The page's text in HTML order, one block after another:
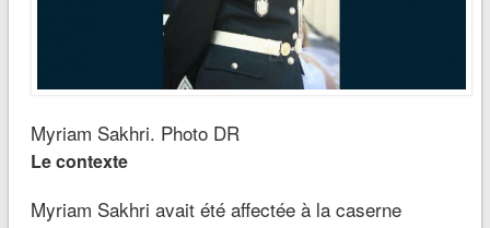
Myriam Sakhri. Photo DR
Le contexte
Myriam Sakhri avait été affectée à la caserne